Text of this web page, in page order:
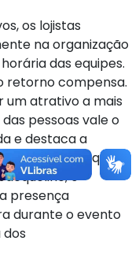
os lojistas
na organização
das equipes.
retorno compensa.
um atrativo a mais
pessoas vale o
e destaca a
para que
o
presença
durante o evento